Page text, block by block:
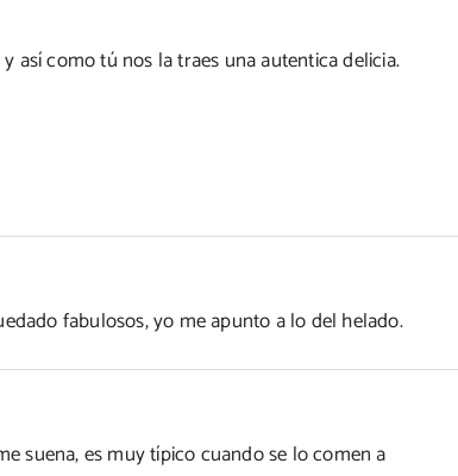
así como tú nos la traes una autentica delicia.
fabulosos, yo me apunto a lo del helado.
suena, es muy típico cuando se lo comen a